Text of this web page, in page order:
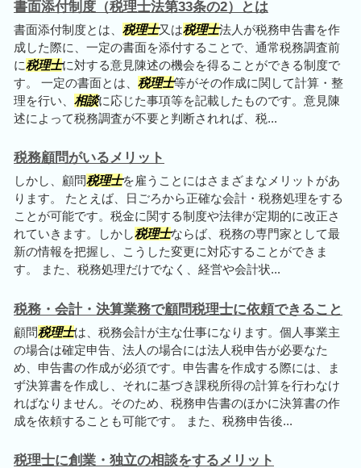
書面添付制度（税理士法第33条の2）とは
書面添付制度とは、 税理士又は税理士法人が税務申告書を作
成した際に、一定の書面を添付することで、通常税務調査前
に税理士に対する意見陳述の機会を得ることができる制度で
す。 一定の書面とは、 税理士等がその作成に関して計算・整
理を行い、 相談に応じた事項等を記載したものです。意見陳
述によって税務調査が不要と判断されれば、税...
税務顧問がいるメリット
しかし、顧問税理士を雇うことにはさまざまなメリットがあ
ります。 たとえば、日ごろから正確な会計・税務処理をする
ことが可能です。税金に関する制度や法律が定期的に改正さ
れていきます。しかし税理士ならば、税務の専門家として最
新の情報を把握し、こうした変更に対応することができま
す。 また、税務処理だけでなく、経営や会計状...
税務・会計・決算業務で顧問税理士に依頼できること
顧問税理士は、税務会計が主な仕事になります。個人事業主
の場合は確定申告、法人の場合には法人税申告が必要なた
め、申告書の作成が必須です。申告書を作成する際には、ま
ず決算書を作成し、それに基づき課税所得の計算を行わなけ
ればなりません。そのため、税務申告書のほかに決算書の作
成を依頼することも可能です。 また、税務申告後...
税理士に創業・独立の相談をするメリット